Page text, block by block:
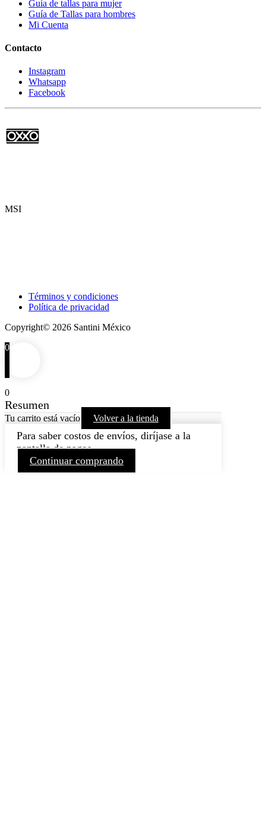
Guía de tallas para mujer
Guía de Tallas para hombres
Mi Cuenta
Contacto
Instagram
Whatsapp
Facebook
MSI
Términos y condiciones
Política de privacidad
Copyright© 2026 Santini México
0
0
Resumen
Tu carrito está vacío Volver a la tienda
Para saber costos de envíos, diríjase a la
pantalla de pagos
Continuar comprando